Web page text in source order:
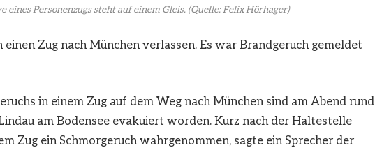
eines Personenzugs steht auf einem Gleis. (Quelle: Felix Hörhager)
Zug nach München verlassen. Es war Brandgeruch gemeldet
in einem Zug auf dem Weg nach München sind am Abend rund
am Bodensee evakuiert worden. Kurz nach der Haltestelle
Zug ein Schmorgeruch wahrgenommen, sagte ein Sprecher der